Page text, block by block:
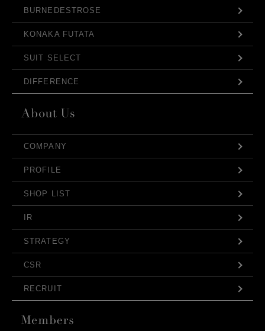
BURNEDESTROSE
KONAKA FUTATA
SUIT SELECT
DIFFERENCE
COMPANY
PROFILE
SHOP LIST
IR
STRATEGY
CSR
RECRUIT